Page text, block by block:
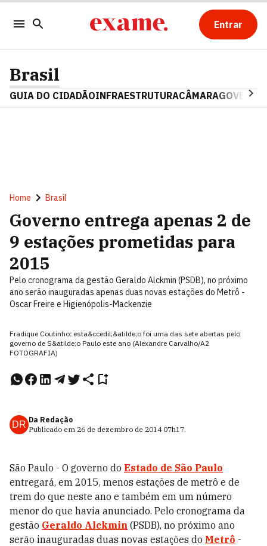
Entrar
Brasil
GUIA DO CIDADÃOINFRAESTRUTURACÂMARAGOVERNO
Home Brasil
Governo entrega apenas 2 de
9 estações prometidas para
2015
Pelo cronograma da gestão Geraldo Alckmin (PSDB), no próximo
ano serão inauguradas apenas duas novas estações do Metrô -
Oscar Freire e Higienópolis-Mackenzie
Fradique Coutinho: esta&ccedil;&atilde;o foi uma das sete abertas pelo
governo de S&atilde;o Paulo este ano (Alexandre Carvalho/A2
FOTOGRAFIA)
DR Da Redação
Publicado em 26 de dezembro de 2014 07h17.
São Paulo - O governo do Estado de São Paulo
entregará, em 2015, menos estações de metrô e de
trem do que neste ano e também em um número
menor do que havia anunciado. Pelo cronograma da
gestão Geraldo Alckmin (PSDB), no próximo ano
serão inauguradas duas novas estações do Metrô -